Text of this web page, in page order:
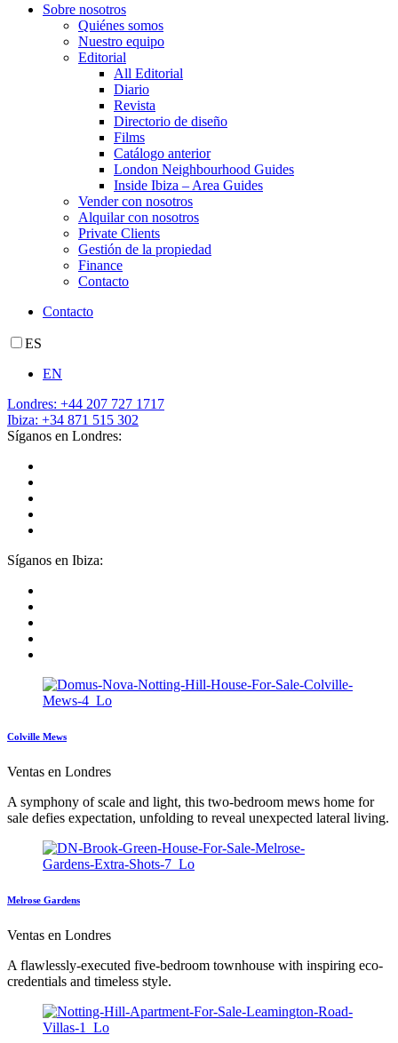
Sobre nosotros
Quiénes somos
Nuestro equipo
Editorial
All Editorial
Diario
Revista
Directorio de diseño
Films
Catálogo anterior
London Neighbourhood Guides
Inside Ibiza – Area Guides
Vender con nosotros
Alquilar con nosotros
Private Clients
Gestión de la propiedad
Finance
Contacto
Contacto
ES
EN
Londres: +44 207 727 1717
Ibiza: +34 871 515 302
Síganos en Londres:
Síganos en Ibiza:
Colville Mews
Ventas en Londres
A symphony of scale and light, this two-bedroom mews home for
sale defies expectation, unfolding to reveal unexpected lateral living.
Melrose Gardens
Ventas en Londres
A flawlessly-executed five-bedroom townhouse with inspiring eco-
credentials and timeless style.